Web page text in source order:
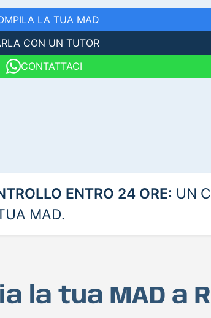
LA TUA MAD
CON UN TUTOR
CONTATTACI
ENTRO 24 ORE: UN
MAD.
la tua MAD a